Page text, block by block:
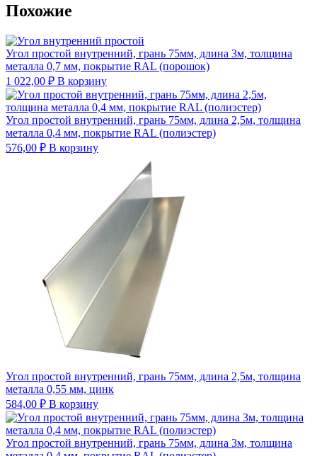
Похожие
Угол простой внутренний, грань 75мм, длина 3м, толщина
металла 0,7 мм, покрытие RAL (порошок)
1 022,00 ₽ В корзину
Угол простой внутренний, грань 75мм, длина 2,5м, толщина
металла 0,4 мм, покрытие RAL (полиэстер)
576,00 ₽ В корзину
Угол простой внутренний, грань 75мм, длина 2,5м, толщина
металла 0,55 мм, цинк
584,00 ₽ В корзину
Угол простой внутренний, грань 75мм, длина 3м, толщина